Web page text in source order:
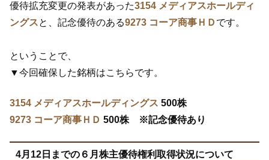
優待拡充変更の発表があった3154 メディアスホールディ
ングスと、記念優待のある9273 コーア商事ＨＤ です。
ということで、
▼今回確保した銘柄はこちらです。
3154 メディアスホールディングス 500株
9273 コーア商事ＨＤ 500株 ※記念優待あり
4月12日までの６月株主優待権利取得状況について